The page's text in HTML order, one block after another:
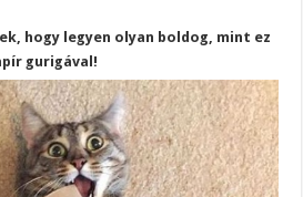
hogy legyen olyan boldog, mint ez
gurigával!